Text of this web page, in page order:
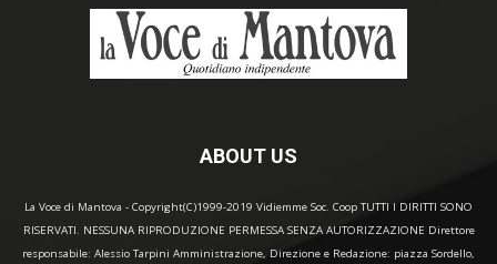
ABOUT US
La Voce di Mantova - Copyright(C)1999-2019 Vidiemme Soc. Coop TUTTI I DIRITTI SONO
RISERVATI. NESSUNA RIPRODUZIONE PERMESSA SENZA AUTORIZZAZIONE Direttore
responsabile: Alessio Tarpini Amministrazione, Direzione e Redazione: piazza Sordello,